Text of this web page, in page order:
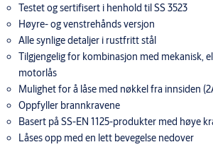
Testet og sertifisert i henhold til SS 3523
Høyre- og venstrehånds versjon
Alle synlige detaljer i rustfritt stål
Tilgjengelig for kombinasjon med mekanisk,
motorlås
Mulighet for å låse med nøkkel fra innsiden
Oppfyller brannkravene
Basert på SS-EN 1125-produkter med høye
Låses opp med en lett bevegelse nedover